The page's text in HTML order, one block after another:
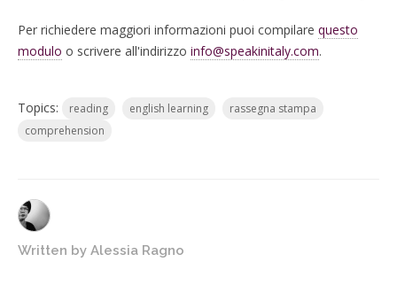
Per richiedere maggiori informazioni puoi compilare questo
modulo o scrivere all'indirizzo info@speakinitaly.com.
Topics: reading english learning
rassegna stampa
comprehension
Written by Alessia Ragno